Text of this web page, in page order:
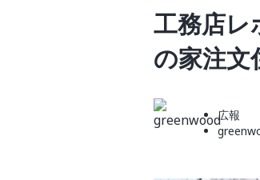
工務店
の家注文
広報